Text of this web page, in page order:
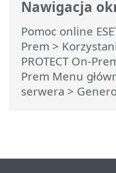
Nawigacja
Pomoc online
Prem >
PROTECT On-
Prem Menu
serwera >